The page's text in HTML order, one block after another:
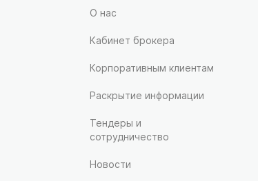
О нас
Кабинет брокера
Корпоративным клиентам
Раскрытие информации
Тендеры и
сотрудничество
Новости